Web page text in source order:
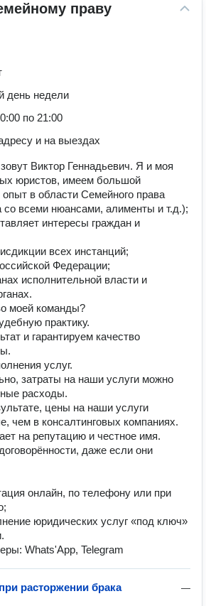
праву
день недели
по 21:00
и на выездах
Виктор Геннадьевич. Я и моя
юристов, имеем большой
в области Семейного права
со всеми нюансами, алименты и т.д.);
интересы граждан и
всех инстанций;
Федерации;
исполнительной власти и
моей команды?
практику.
и гарантируем качество
услуг.
затраты на наши услуги можно
расходы.
цены на наши услуги
чем в консалтинговых компаниях.
на репутацию и честное имя.
даже если они
онлайн, по телефону или при
юридических услуг «под ключ»
Whats'App, Telegram
—
расторжении брака